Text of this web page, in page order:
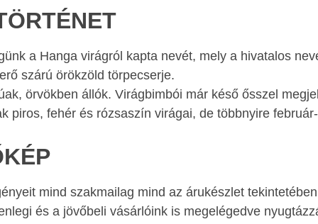
a Hanga virágról kapta nevét, mely a hivatalos
szárú örökzöld törpecserje.
örvökben állók. Virágbimbói már késő ősszel
piros, fehér és rózsaszín virágai, de többnyire
mind szakmailag mind az árukészlet
és a jövőbeli vásárlóink is megelégedve